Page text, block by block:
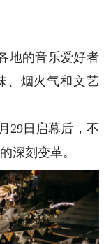
地的音乐爱好者
、烟火气和文艺
29日启幕后，不
深刻变革。